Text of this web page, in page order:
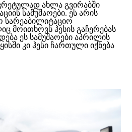
ახლა გვირაბში
სამუშაოები. ეს არის
სარეაბილიტაციო
მოითხოვს ჰესის გაჩერებას
ეს სამუშაოები აპრილის
კი ჰესი ჩართული იქნება